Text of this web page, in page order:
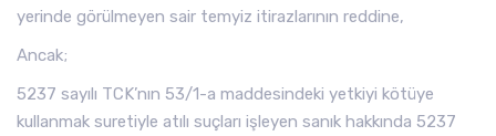
yerinde görülmeyen sair temyiz itirazlarının reddine,
Ancak;
5237 sayılı TCK’nın 53/1-a maddesindeki yetkiyi kötüye
kullanmak suretiyle atılı suçları işleyen sanık hakkında 5237